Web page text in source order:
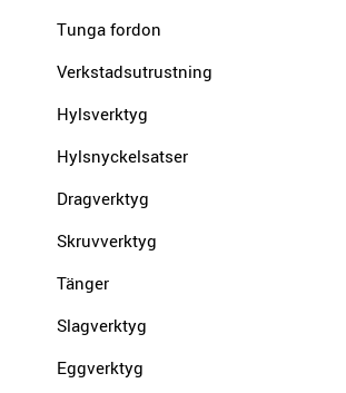
Tunga fordon
Verkstadsutrustning
Hylsverktyg
Hylsnyckelsatser
Dragverktyg
Skruvverktyg
Tänger
Slagverktyg
Eggverktyg